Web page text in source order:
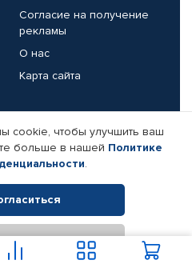
Согласие на получение
рекламы
О нас
Карта сайта
Реквизиты компании
Все права защищены.
товаров Автопрофи.
cookie, чтобы улучшить ваш
больше в нашей Политике
.
В корзину